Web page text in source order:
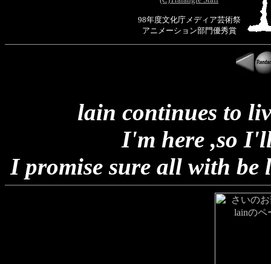
98年度文化庁メディア芸術祭
アニメーション部門優秀賞
lain continues to
I'm here ,so
I promise sure all with be